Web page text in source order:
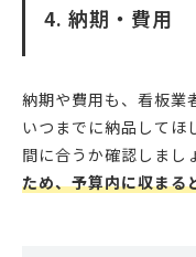
4. 納期・費用
納期や費用も、看板業
いつまでに納品してほ
間に合うか確認しまし
ため、予算内に収まる